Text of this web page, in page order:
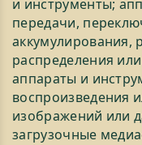
и инструменты;
передачи,
аккумулирования,
распределения
аппараты и
воспроизведения
изображений или
загрузочные